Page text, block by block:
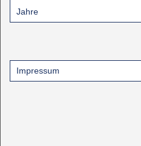
Jahre
Impressum